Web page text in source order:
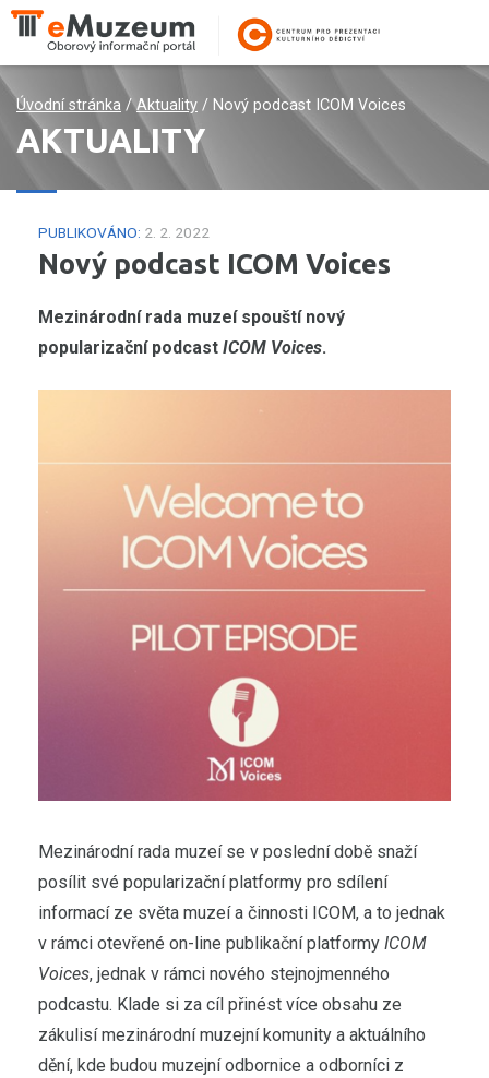
Úvodní stránka /Aktuality / Nový podcast ICOM Voices
AKTUALITY
PUBLIKOVÁNO: 2. 2. 2022
Nový podcast ICOM Voices
Mezinárodní rada muzeí spouští nový
popularizační podcast ICOM Voices.
Mezinárodní rada muzeí se v poslední době snaží
posílit své popularizační platformy pro sdílení
informací ze světa muzeí a činnosti ICOM, a to jednak
v rámci otevřené on-line publikační platformy ICOM
Voices, jednak v rámci nového stejnojmenného
podcastu. Klade si za cíl přinést více obsahu ze
zákulisí mezinárodní muzejní komunity a aktuálního
dění, kde budou muzejní odbornice a odborníci z